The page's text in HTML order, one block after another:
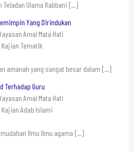
Teladan Ulama Rabbani […]
Yang Dirindukan
Amal Mata Hati
Tematik
amanah yang sangat besar dalam […]
Terhadap Guru
Amal Mata Hati
Adab Islami
Ilmu Ilmu agama […]